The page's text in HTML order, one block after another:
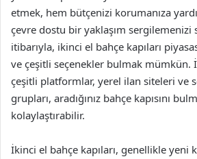
etmek, hem bütçenizi korumanıza
çevre dostu bir yaklaşım sergilemenizi
itibarıyla, ikinci el bahçe kapıları
ve çeşitli seçenekler bulmak mümkün.
çeşitli platformlar, yerel ilan siteleri ve
grupları, aradığınız bahçe kapısını
kolaylaştırabilir.
İkinci el bahçe kapıları, genellikle yeni